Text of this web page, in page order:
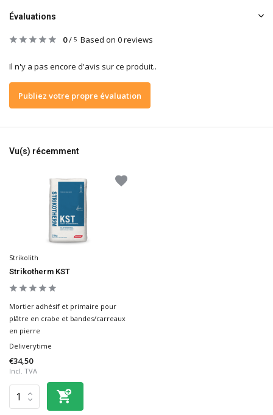
Évaluations
0/ 5 Based on 0 reviews
Il n'y a pas encore d'avis sur ce produit..
Publiez votre propre évaluation
Vu(s) récemment
Strikolith
Strikotherm KST
Mortier adhésif et primaire pour
plâtre en crabe et bandes/carreaux
en pierre
Deliverytime
€34,50
Incl. TVA